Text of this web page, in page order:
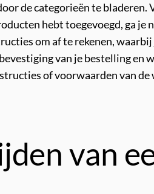
de categorieën te bladeren.
hebt toegevoegd, ga je
om af te rekenen,
van je bestelling en
of voorwaarden van de
van